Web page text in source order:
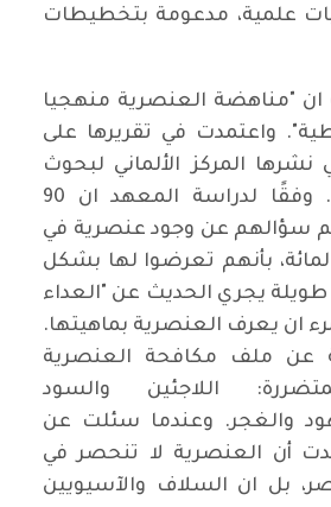
علمية، مدعومة بتخطيطات
ان "مناهضة العنصرية منهجيا
واعتمدت في تقريرها على
نشرها المركز الألماني لبحوث
الاندماج والهجرة. وفقًا لدراسة المعهد ان 90
تم سؤالهم عن وجود عنصرية في
اجاب 22 بالمائة، بأنهم تعرضوا لها بشكل
يجري الحديث عن "العداء
ان يعرف العنصرية بماهيتها.
عن ملف مكافحة العنصرية
اللاجئين والسود
والغجر. وعندما سئلت عن
أن العنصرية لا تنحصر في
بل ان السلاف والآسيويين